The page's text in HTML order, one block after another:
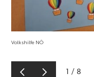
Volkshilfe NÖ
1 / 8